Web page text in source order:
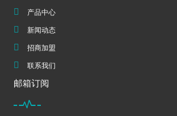
产品中心
新闻动态
招商加盟
联系我们
邮箱订阅